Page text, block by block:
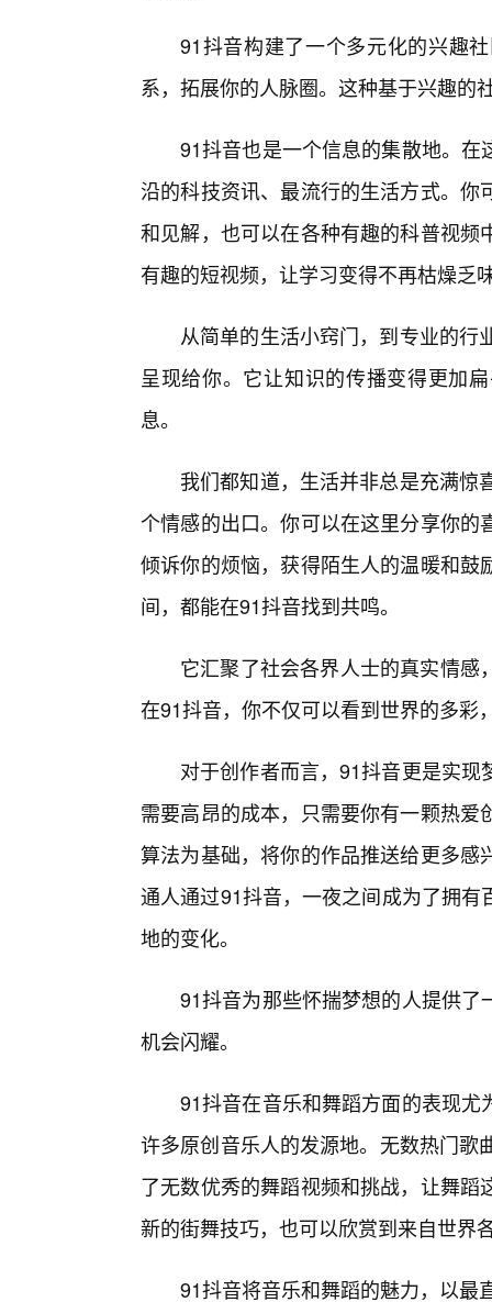
91抖音构建了一个多元化的兴趣
系，拓展你的人脉圈。这种基于兴趣的
91抖音也是一个信息的集散地。
沿的科技资讯、最流行的生活方式。
和见解，也可以在各种有趣的科普视
有趣的短视频，让学习变得不再枯燥乏
从简单的生活小窍门，到专业的行
呈现给你。它让知识的传播变得更加
息。
我们都知道，生活并非总是充满惊
个情感的出口。你可以在这里分享你
倾诉你的烦恼，获得陌生人的温暖和
间，都能在91抖音找到共鸣。
它汇聚了社会各界人士的真实情
在91抖音，你不仅可以看到世界的多彩
对于创作者而言，91抖音更是实
需要高昂的成本，只需要你有一颗热
算法为基础，将你的作品推送给更多
通人通过91抖音，一夜之间成为了拥
地的变化。
91抖音为那些怀揣梦想的人提供
机会闪耀。
91抖音在音乐和舞蹈方面的表现
许多原创音乐人的发源地。无数热门
了无数优秀的舞蹈视频和挑战，让舞
新的街舞技巧，也可以欣赏到来自世界
91抖音将音乐和舞蹈的魅力，以最